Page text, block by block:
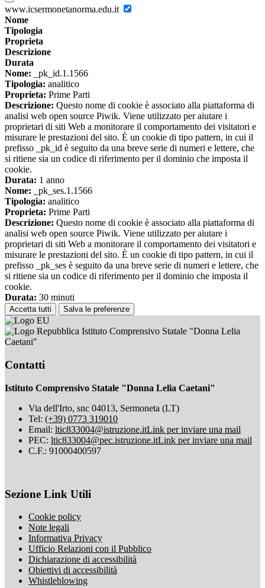
www.icsermonetanorma.edu.it
Nome
Tipologia
Proprieta
Descrizione
Durata
Nome: _pk_id.1.1566
Tipologia: analitico
Proprieta: Prime Parti
Descrizione: Questo nome di cookie è associato alla piattaforma di
analisi web open source Piwik. Viene utilizzato per aiutare i
proprietari di siti Web a monitorare il comportamento dei visitatori e
misurare le prestazioni del sito. È un cookie di tipo pattern, in cui il
prefisso _pk_id è seguito da una breve serie di numeri e lettere, che
si ritiene sia un codice di riferimento per il dominio che imposta il
cookie.
Durata: 1 anno
Nome: _pk_ses.1.1566
Tipologia: analitico
Proprieta: Prime Parti
Descrizione: Questo nome di cookie è associato alla piattaforma di
analisi web open source Piwik. Viene utilizzato per aiutare i
proprietari di siti Web a monitorare il comportamento dei visitatori e
misurare le prestazioni del sito. È un cookie di tipo pattern, in cui il
prefisso _pk_ses è seguito da una breve serie di numeri e lettere, che
si ritiene sia un codice di riferimento per il dominio che imposta il
cookie.
Durata: 30 minuti
Accetta tutti Salva le preferenze
Istituto Comprensivo Statale "Donna Lelia
Caetani"
Contatti
Istituto Comprensivo Statale "Donna Lelia Caetani"
Via dell'Irto, snc 04013, Sermoneta (LT)
Tel: (+39) 0773 319010
Email: ltic833004@istruzione.itLink per inviare una mail
PEC: ltic833004@pec.istruzione.itLink per inviare una mail
C.F.: 91000400597
Sezione Link Utili
Cookie policy
Note legali
Informativa Privacy
Ufficio Relazioni con il Pubblico
Dichiarazione di accessibilità
Obiettivi di accessibilità
Whistleblowing